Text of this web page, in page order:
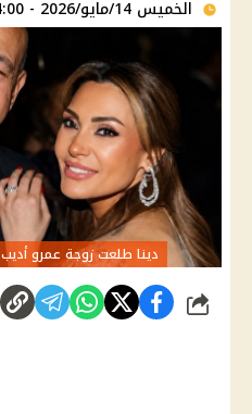
الخميس 14/مايو/2026 - 04:00 م
دينا طلعت زوجة عمرو
شارك